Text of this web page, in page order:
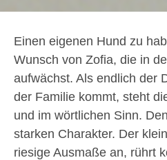
Einen eigenen Hund zu
Wunsch von Zofia, die in
aufwächst. Als endlich der
der Familie kommt, steht
und im wörtlichen Sinn.
starken Charakter. Der
riesige Ausmaße an, rührt